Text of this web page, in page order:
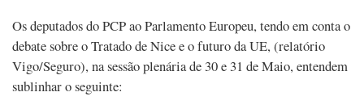
Os deputados do PCP ao Parlamento Europeu, tendo em conta o
debate sobre o Tratado de Nice e o futuro da UE, (relatório
Vigo/Seguro), na sessão plenária de 30 e 31 de Maio, entendem
sublinhar o seguinte: